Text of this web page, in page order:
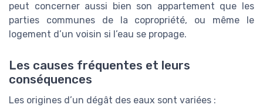
peut concerner aussi bien son appartement que les
parties communes de la copropriété, ou même le
logement d’un voisin si l’eau se propage.
Les causes fréquentes et leurs
conséquences
Les origines d’un dégât des eaux sont variées :